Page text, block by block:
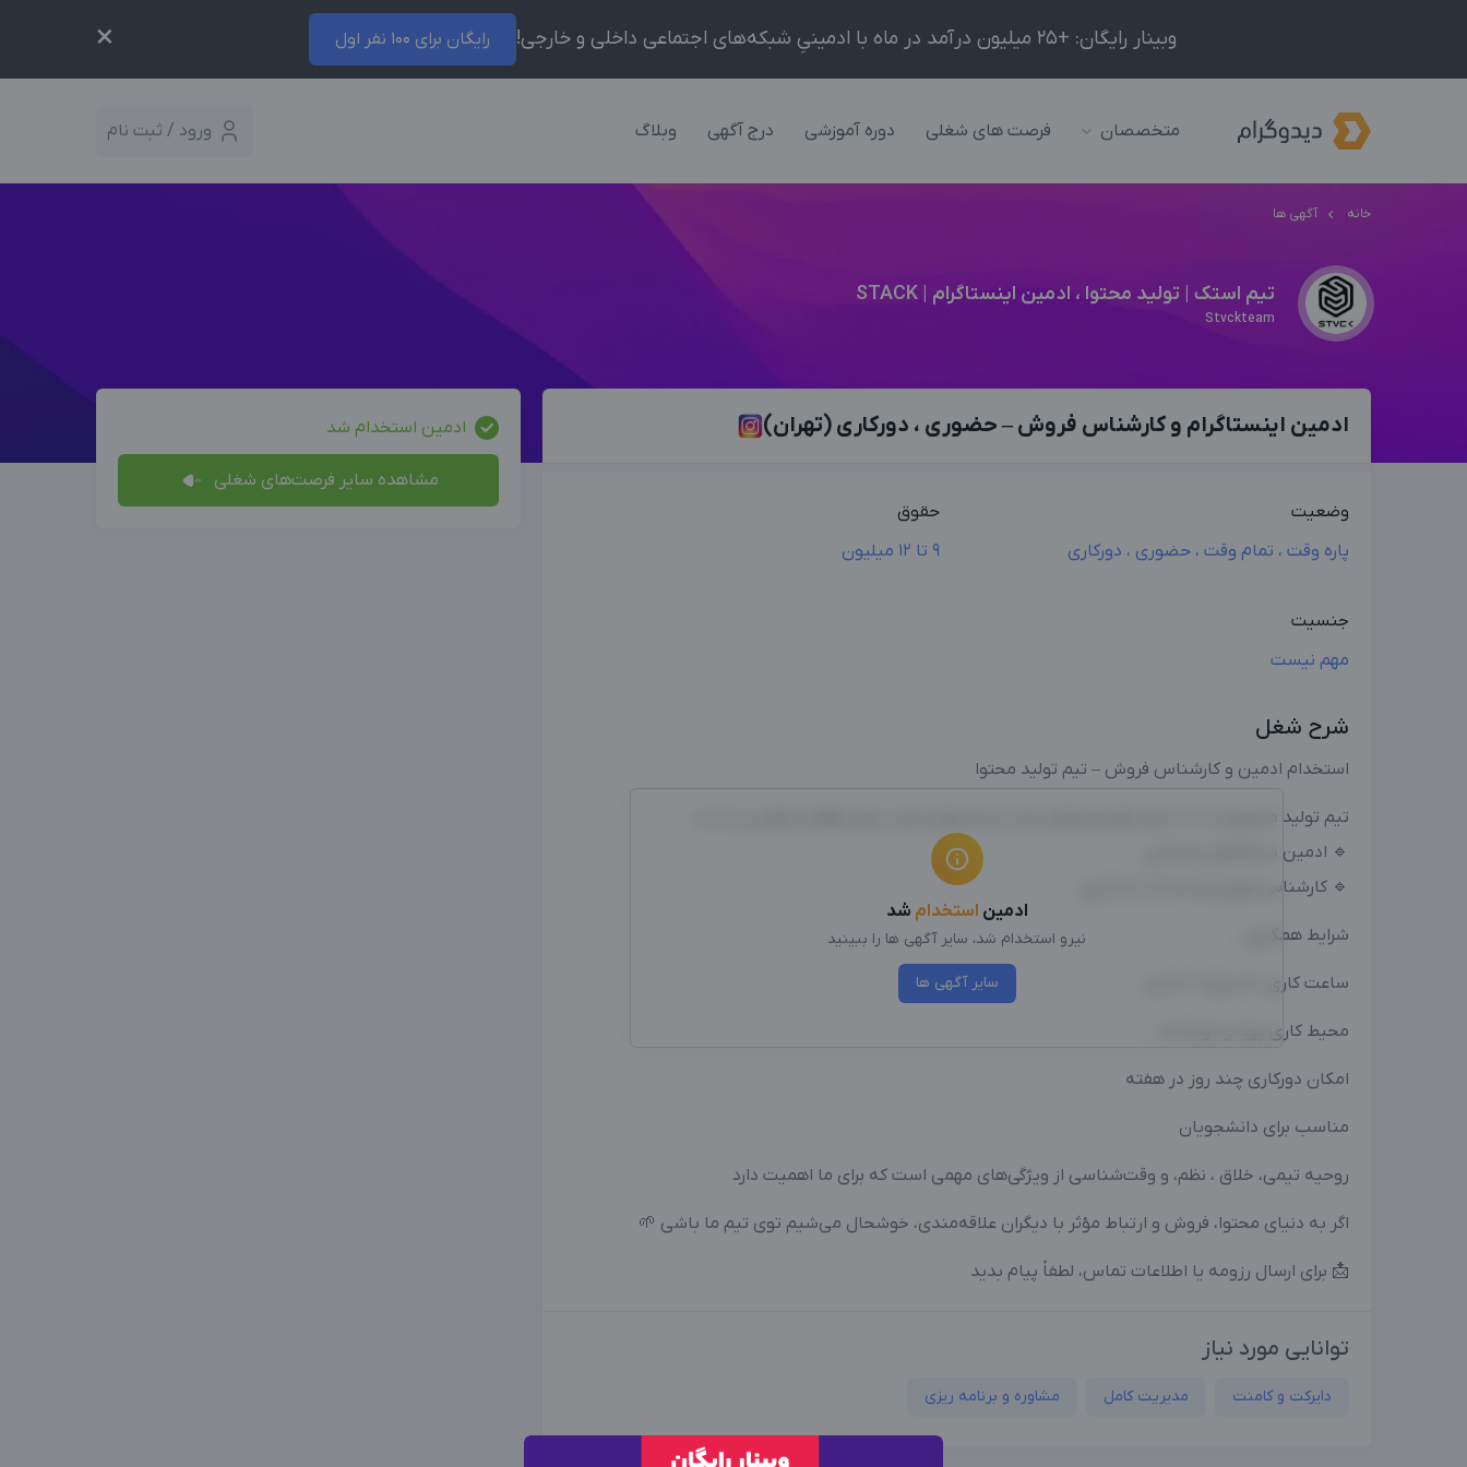
وبینار رایگان: +25 میلیون درآمد در ماه با ادمینیِ شبکه‌های اجتماعی داخلی و خارجی! رایگان برای 100 نفر اول ×
متخصصان فرصت های شغلی دوره آموزشی درج آگهی وبلاگ ورود / ثبت نام
خانه آگهی ها
تیم استک | تولید محتوا ، ادمین اینستاگرام | STACK
Stvckteam
ادمین اینستاگرام و کارشناس فروش – حضوری ، دورکاری (تهران)
وضعیت
پاره وقت ، تمام وقت ، حضوری ، دورکاری
حقوق
9 تا 12 میلیون
جنسیت
مهم نیست
شرح شغل
استخدام ادمین و کارشناس فروش – تیم تولید محتوا
تیم تولید محتوای ما به دنبال هم‌تیمی‌های جدید و مسئولیت‌پذیر برای موقعیت‌های زیر است:
🔹 ادمین شبکه‌های اجتماعی
🔹 کارشناس فروش و ارتباط با مشتری
شرایط همکاری:
ساعت کاری: ۱۰ صبح تا ۶ عصر
محیط کاری پویا و دوستانه
امکان دورکاری چند روز در هفته
مناسب برای دانشجویان
روحیه تیمی، خلاق ، نظم، و وقت‌شناسی از ویژگی‌های مهمی است که برای ما اهمیت دارد
اگر به دنیای محتوا، فروش و ارتباط مؤثر با دیگران علاقه‌مندی، خوشحال می‌شیم توی تیم ما باشی 🌱
📩 برای ارسال رزومه یا اطلاعات تماس، لطفاً پیام بدید
توانایی مورد نیاز
دایرکت و کامنت مدیریت کامل مشاوره و برنامه ریزی
ادمین استخدام شد
نیرو استخدام شد، سایر آگهی ها را ببینید
سایر آگهی ها
ادمین استخدام شد
مشاهده سایر فرصت‌های شغلی